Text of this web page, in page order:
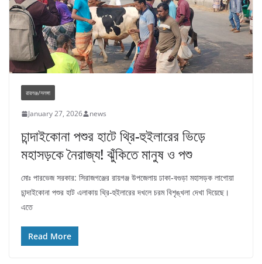
রায়গঞ্জ/সলঙ্গা
January 27, 2026 news
চান্দাইকোনা পশুর হাটে থ্রি-হুইলারের ভিড়ে
মহাসড়কে নৈরাজ্য! ঝুঁকিতে মানুষ ও পশু
মোঃ পারভেজ সরকার: সিরাজগঞ্জের রায়গঞ্জ উপজেলায় ঢাকা-বগুড়া মহাসড়ক লাগোয়া
চান্দাইকোনা পশুর হাট এলাকায় থ্রি-হুইলারের দখলে চরম বিশৃঙ্খলা দেখা দিয়েছে।
এতে
Read More